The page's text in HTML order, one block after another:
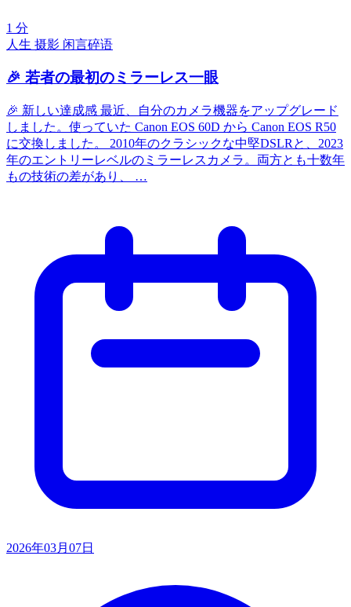
1 分
人生 摄影 闲言碎语
🎉 若者の最初のミラーレス一眼
🎉 新しい達成感 最近、自分のカメラ機器をアップグレード
しました。使っていた Canon EOS 60D から Canon EOS R50
に交換しました。 2010年のクラシックな中堅DSLRと、2023
年のエントリーレベルのミラーレスカメラ。両方とも十数年
もの技術の差があり、 …
2026年03月07日